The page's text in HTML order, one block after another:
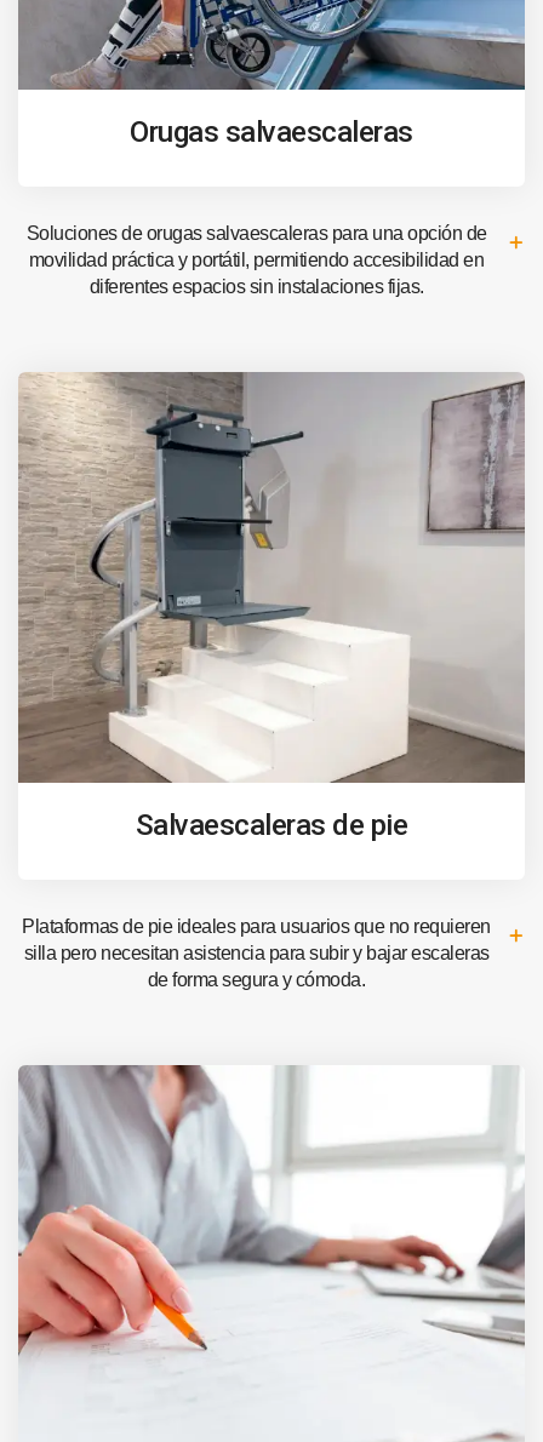
Orugas salvaescaleras
Soluciones de orugas salvaescaleras para una opción de
movilidad práctica y portátil, permitiendo accesibilidad en
diferentes espacios sin instalaciones fijas.
Salvaescaleras de pie
Plataformas de pie ideales para usuarios que no requieren
silla pero necesitan asistencia para subir y bajar escaleras
de forma segura y cómoda.